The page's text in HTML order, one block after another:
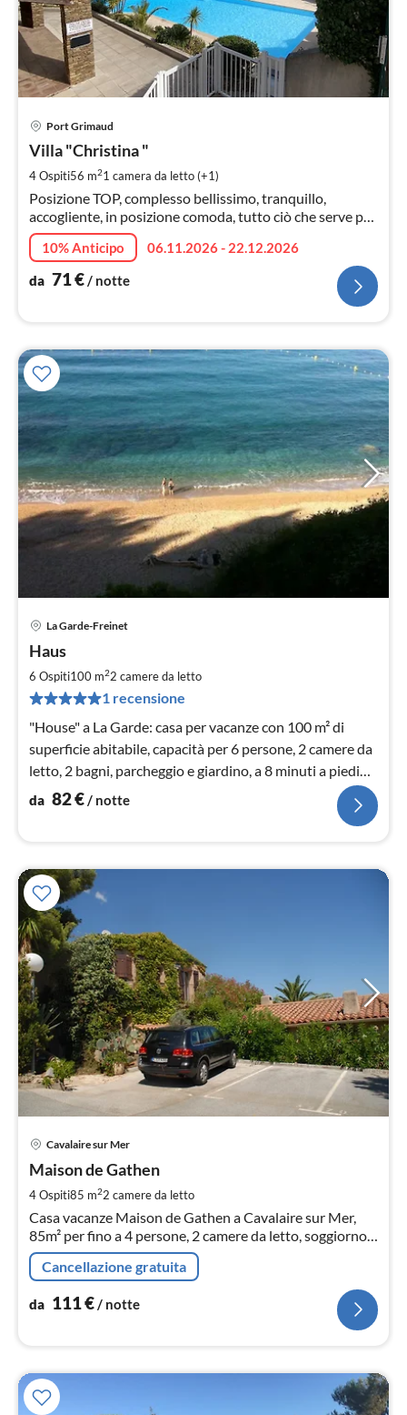
Port Grimaud
Villa "Christina "
4 Ospiti56 m21 camera da letto (+1)
Posizione TOP, complesso bellissimo, tranquillo,
accogliente, in posizione comoda, tutto ciò che serve per
una vacanza fantastica
10% Anticipo
06.11.2026 - 22.12.2026
da 71€/ notte
La Garde-Freinet
Haus
6 Ospiti100 m22 camere da letto
1 recensione
"House" a La Garde: casa per vacanze con 100 m² di
superficie abitabile, capacità per 6 persone, 2 camere da
letto, 2 bagni, parcheggio e giardino, a 8 minuti a piedi
dal mare. Posizione molto tranquilla.
da 82€ / notte
Cavalaire sur Mer
Maison de Gathen
4 Ospiti85 m22 camere da letto
Casa vacanze Maison de Gathen a Cavalaire sur Mer,
85m² per fino a 4 persone, 2 camere da letto, soggiorno
con cucina a vista, bagno, WC, terrazza, piscina comune,
campo da tennis.
Cancellazione gratuita
da 111€/ notte